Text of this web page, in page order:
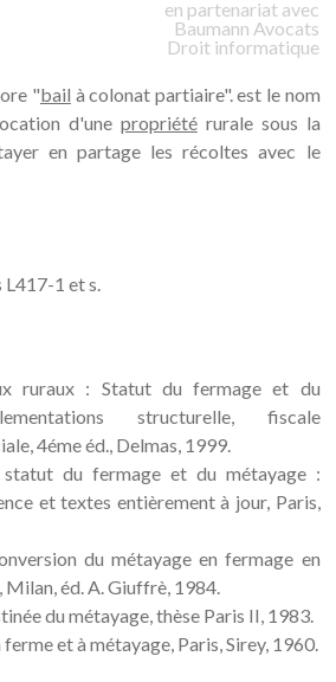
en partenariat avec
Baumann Avocats
Droit informatique
"bail à colonat partiaire". est le nom
d'une propriétérurale sous la
en partage les récoltes avec le
1 et s.
ruraux : Statut du fermage et du
structurelle, fiscale
4éme éd., Delmas, 1999.
statut du fermage et du métayage :
et textes entièrement à jour, Paris,
du métayage en fermage en
éd. A. Giuffrè, 1984.
du métayage, thèse Paris II, 1983.
et à métayage, Paris, Sirey, 1960.